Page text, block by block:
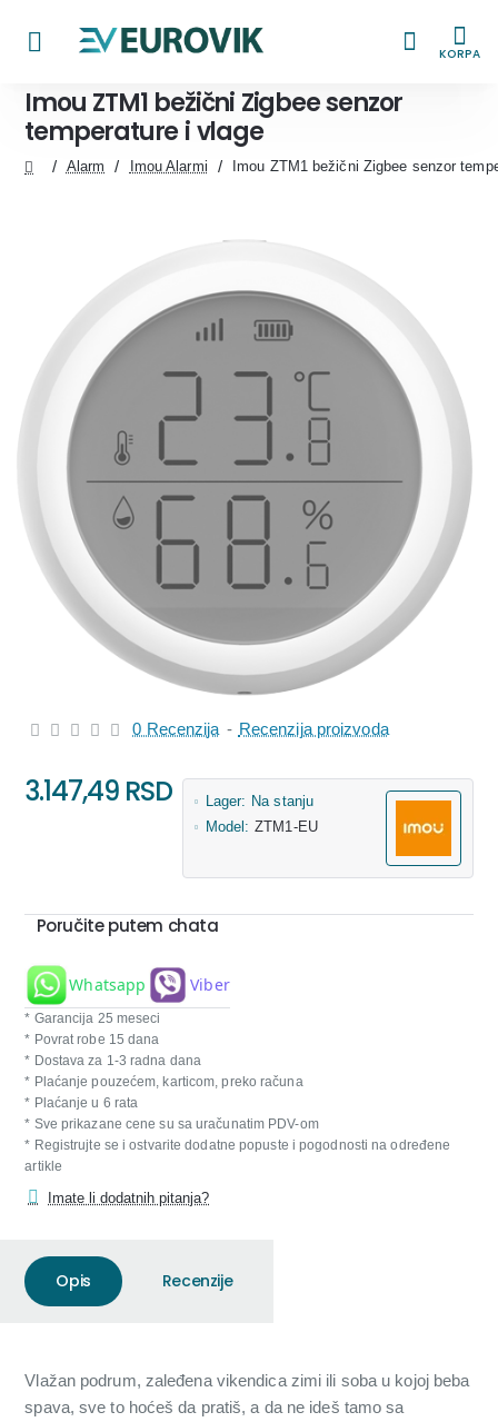
KORPA
Imou ZTM1 bežični Zigbee senzor
temperature i vlage
Alarm Imou Alarmi Imou ZTM1 bežični Zigbee senzor
0 Recenzija - Recenzija proizvoda
3.147,49 RSD Lager: Na stanju
Model: ZTM1-EU
Poručite putem chata
Whatsapp Viber
* Garancija 25 meseci
* Povrat robe 15 dana
* Dostava za 1-3 radna dana
* Plaćanje pouzećem, karticom, preko računa
* Plaćanje u 6 rata
* Sve prikazane cene su sa uračunatim PDV-om
* Registrujte se i ostvarite dodatne popuste i pogodnosti na određene
artikle
Imate li dodatnih pitanja?
Opis Recenzije
Vlažan podrum, zaleđena vikendica zimi ili soba u kojoj beba
spava, sve to hoćeš da pratiš, a da ne ideš tamo sa